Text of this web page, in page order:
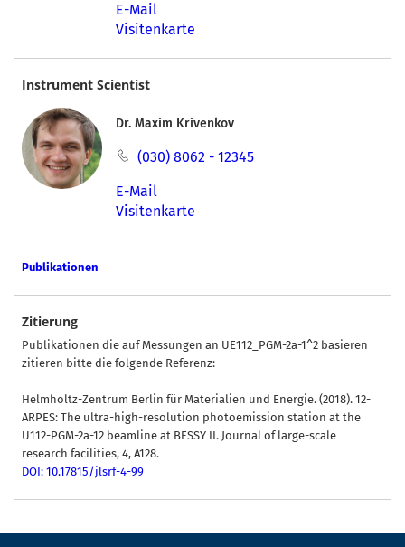
E-Mail
Visitenkarte
Instrument Scientist
Dr. Maxim Krivenkov
(030) 8062 - 12345
E-Mail
Visitenkarte
Publikationen
Zitierung
Publikationen die auf Messungen an UE112_PGM-2a-1^2 basieren
zitieren bitte die folgende Referenz:
Helmholtz-Zentrum Berlin für Materialien und Energie. (2018). 12-
ARPES: The ultra-high-resolution photoemission station at the
U112-PGM-2a-12 beamline at BESSY II. Journal of large-scale
research facilities, 4, A128.
DOI: 10.17815/jlsrf-4-99